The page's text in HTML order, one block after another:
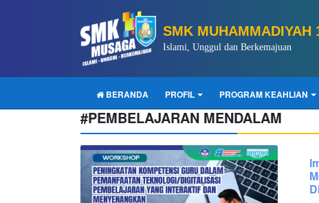
SMK MUHAMMADIYAH
Islami, Unggul dan Berkemajuan
BERANDA PROFIL PROGRAM KEAHLIAN
#PEMBELAJARAN MENDALAM